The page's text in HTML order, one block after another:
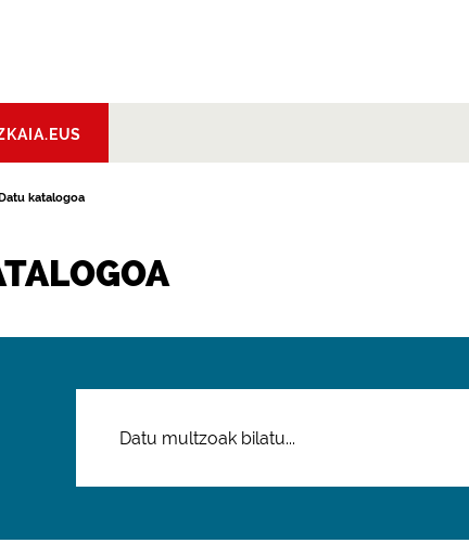
katalogoa